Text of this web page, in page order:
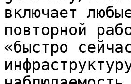
включает
повторной
«быстро